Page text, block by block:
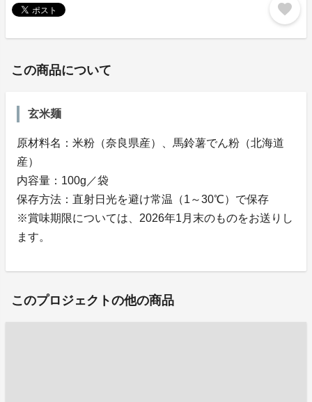
favorite
この商品について
玄米麺
原材料名：米粉（奈良県産）、馬鈴薯でん粉（北海道
産）
内容量：100g／袋
保存方法：直射日光を避け常温（1～30℃）で保存
※賞味期限については、2026年1月末のものをお送りし
ます。
このプロジェクトの他の商品